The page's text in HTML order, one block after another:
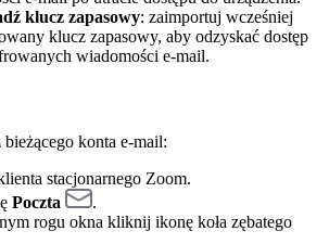
klucz zapasowy: zaimportuj wcześniej
klucz zapasowy, aby odzyskać dostęp
wiadomości e-mail.
konta e-mail:
stacjonarnego Zoom.
Poczta
.
rogu okna kliknij ikonę koła zębatego